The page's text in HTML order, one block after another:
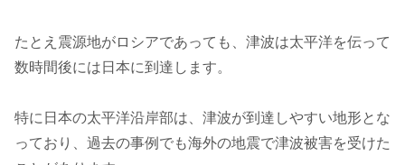
たとえ震源地がロシアであっても、津波は太平洋を伝って
数時間後には日本に到達します。
特に日本の太平洋沿岸部は、津波が到達しやすい地形とな
っており、過去の事例でも海外の地震で津波被害を受けた